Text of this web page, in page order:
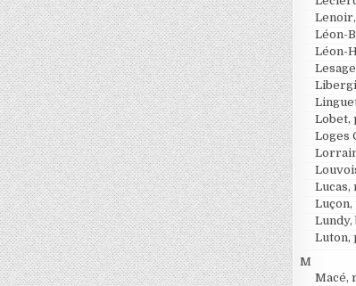
Léon-
Léon-
Lobet,
Loges
Luçon,
Luton,
M
Macé,